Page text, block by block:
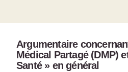
Argumentaire
Médical Partagé (DMP)
Santé » en général